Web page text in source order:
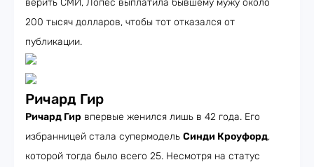
верить СМИ, Лопес выплатила бывшему мужу около
200 тысяч долларов, чтобы тот отказался от
публикации.
Ричард Гир
Ричард Гир впервые женился лишь в 42 года. Его
избранницей стала супермодель Синди Кроуфорд,
которой тогда было всего 25. Несмотря на статус